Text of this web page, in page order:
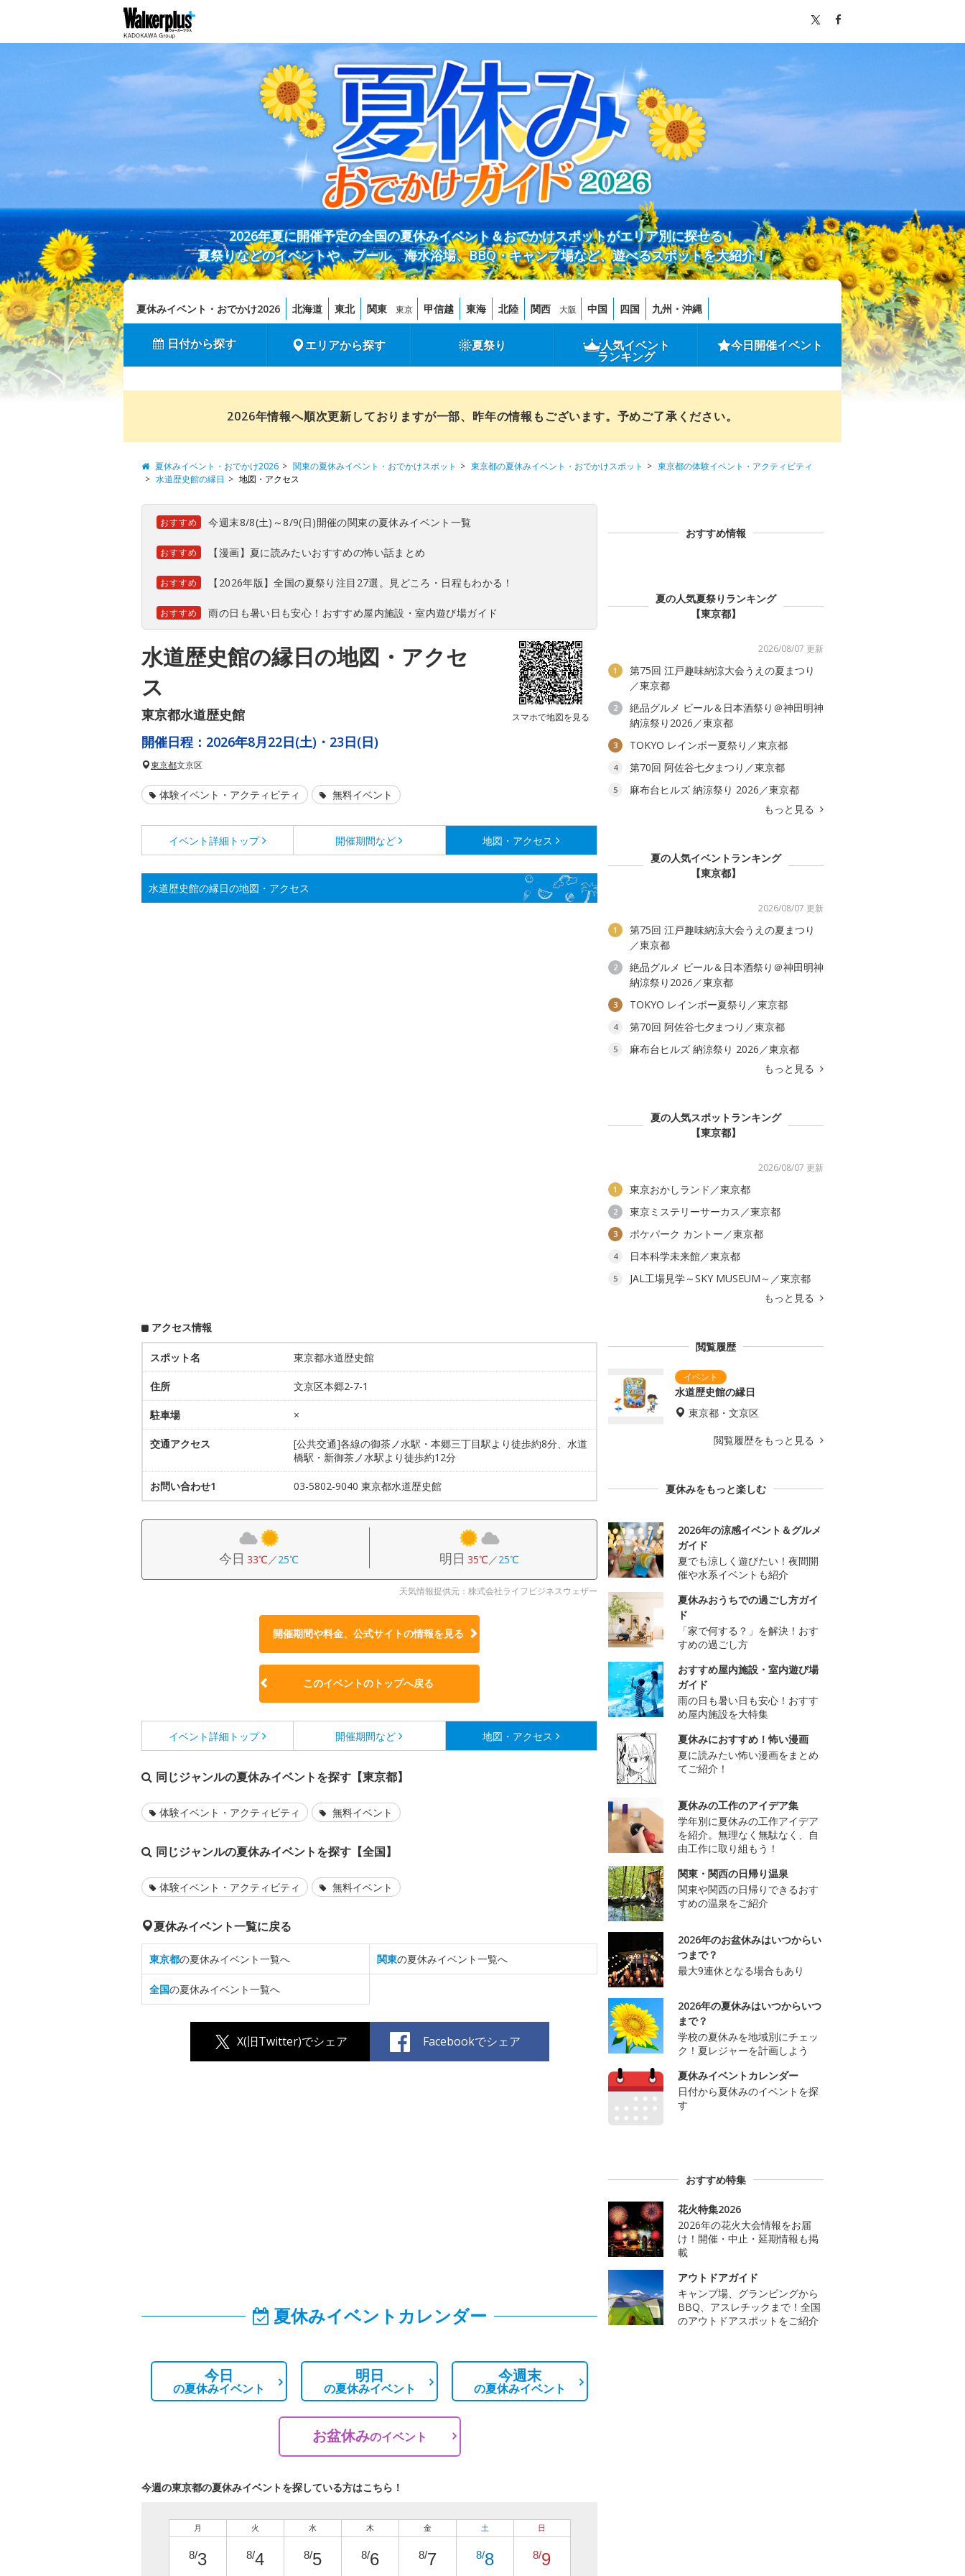
2026年夏に開催予定の全国の夏休みイベント＆おでかけスポットがエリア別に探せる！
夏祭りなどのイベントや、プール、海水浴場、BBQ・キャンプ場など、遊べるスポットを大紹介！
夏休みイベント・おでかけ2026 北海道 東北 関東 東京 甲信越 東海 北陸 関西 大阪 中国 四国 九州・沖縄
日付から探す エリアから探す 夏祭り 人気イベント
ランキング
今日開催イベント
2026年情報へ順次更新しておりますが一部、昨年の情報もございます。予めご了承ください。
夏休みイベント・おでかけ2026 関東の夏休みイベント・おでかけスポット 東京都の夏休みイベント・おでかけスポット
東京都の体験イベント・アクティビティ
水道歴史館の縁日
地図・アクセス
おすすめ 今週末8/8(土)～8/9(日)開催の関東の夏休みイベント一覧
おすすめ 【漫画】夏に読みたいおすすめの怖い話まとめ
おすすめ 【2026年版】全国の夏祭り注目27選。見どころ・日程もわかる！
おすすめ 雨の日も暑い日も安心！おすすめ屋内施設・室内遊び場ガイド
水道歴史館の縁日の地図・アクセ
ス
東京都水道歴史館 スマホで地図を見る
開催日程： 2026年8月22日(土)・23日(日)
東京都文京区
体験イベント・アクティビティ 無料イベント
イベント詳細 トップ 開催期間など 地図・アクセス
水道歴史館の縁日の地図・アクセス
アクセス情報
スポット名 東京都水道歴史館
住所 文京区本郷2-7-1
駐車場 ×
交通アクセス
[公共交通]各線の御茶ノ水駅・本郷三丁目駅より徒歩約8分、水道
橋駅・新御茶ノ水駅より徒歩約12分
お問い合わせ1 03-5802-9040 東京都水道歴史館
今日 33℃／25℃ 明日 35℃／25℃
天気情報提供元：株式会社ライフビジネスウェザー
開催期間や料金、公式サイトの情報を見る
このイベントのトップへ戻る
イベント詳細 トップ 開催期間など 地図・アクセス
同じジャンルの夏休みイベントを探す【東京都】
体験イベント・アクティビティ 無料イベント
同じジャンルの夏休みイベントを探す【全国】
体験イベント・アクティビティ 無料イベント
夏休みイベント一覧に戻る
東京都の夏休みイベント一覧へ 関東の夏休みイベント一覧へ
全国の夏休みイベント一覧へ
X(旧Twitter)でシェア Facebookでシェア
夏休みイベントカレンダー
今日
の夏休みイベント
明日
の夏休みイベント
今週末
の夏休みイベント
お盆休みのイベント
今週の東京都の夏休みイベントを探している方はこちら！
月
8/3
火
8/4
水
8/5
木
8/6
金
8/7
土
8/8
日
8/9
おすすめ情報
夏の人気夏祭りランキング
【東京都】
2026/08/07 更新
1
第75回 江戸趣味納涼大会うえの夏まつり
／東京都
2
絶品グルメ ビール＆日本酒祭り＠神田明神
納涼祭り2026／東京都
3 TOKYO レインボー夏祭り／東京都
4 第70回 阿佐谷七夕まつり／東京都
5
麻布台ヒルズ 納涼祭り 2026／東京都
もっと見る
夏の人気イベントランキング
【東京都】
2026/08/07 更新
1
第75回 江戸趣味納涼大会うえの夏まつり
／東京都
2
絶品グルメ ビール＆日本酒祭り＠神田明神
納涼祭り2026／東京都
3 TOKYO レインボー夏祭り／東京都
4 第70回 阿佐谷七夕まつり／東京都
5
麻布台ヒルズ 納涼祭り 2026／東京都
もっと見る
夏の人気スポットランキング
【東京都】
2026/08/07 更新
1 東京おかしランド／東京都
2 東京ミステリーサーカス／東京都
3 ポケパーク カントー／東京都
4 日本科学未来館／東京都
5
JAL工場見学～SKY MUSEUM～／東京都
もっと見る
閲覧履歴
水道歴史館の縁日
東京都・文京区
閲覧履歴をもっと見る
夏休みをもっと楽しむ
2026年の涼感イベント＆グルメ
ガイド
夏でも涼しく遊びたい！夜間開
催や水系イベントも紹介
夏休みおうちでの過ごし方ガイ
ド
「家で何する？」を解決！おす
すめの過ごし方
おすすめ屋内施設・室内遊び場
ガイド
雨の日も暑い日も安心！おすす
め屋内施設を大特集
夏休みにおすすめ！怖い漫画
夏に読みたい怖い漫画をまとめ
てご紹介！
夏休みの工作のアイデア集
学年別に夏休みの工作アイデア
を紹介。無理なく無駄なく、自
由工作に取り組もう！
関東・関西の日帰り温泉
関東や関西の日帰りできるおす
すめの温泉をご紹介
2026年のお盆休みはいつからい
つまで？
最大9連休となる場合もあり
2026年の夏休みはいつからいつ
まで？
学校の夏休みを地域別にチェッ
ク！夏レジャーを計画しよう
夏休みイベントカレンダー
日付から夏休みのイベントを探
す
おすすめ特集
花火特集2026
2026年の花火大会情報をお届
け！開催・中止・延期情報も掲
載
アウトドアガイド
キャンプ場、グランピングから
BBQ、アスレチックまで！全国
のアウトドアスポットをご紹介